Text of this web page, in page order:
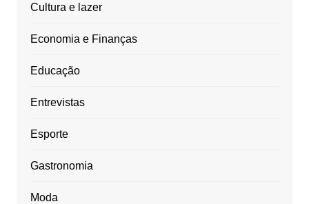
Cultura e lazer
Economia e Finanças
Educação
Entrevistas
Esporte
Gastronomia
Moda